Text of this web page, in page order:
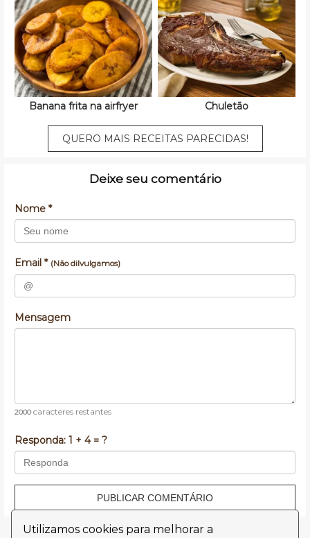
Utilizamos cookies para melhorar a
Banana frita na airfryer Chuletão
QUERO MAIS RECEITAS PARECIDAS!
Deixe seu comentário
Nome *
Email * (Não dilvulgamos)
Mensagem
2000caracteres restantes
Responda: 1 + 4 = ?
PUBLICAR COMENTÁRIO